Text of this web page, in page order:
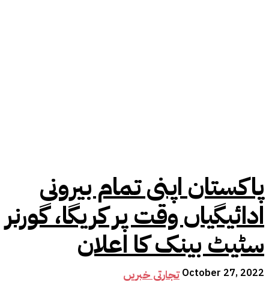
پاکستان اپنی تمام بیرونی
ادائیگیاں وقت پر کریگا، گورنر
سٹیٹ بینک کا اعلان
تجارتی خبریں October 27, 2022